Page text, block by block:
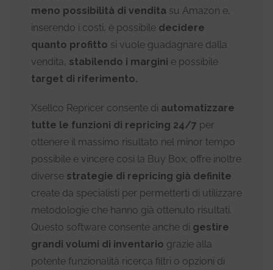
meno possibilità di vendita su Amazon e,
inserendo i costi, è possibile decidere
quanto profitto si vuole guadagnare dalla
vendita, stabilendo i margini e possibile
target di riferimento.
Xsellco Repricer consente di automatizzare
tutte le funzioni di repricing 24/7 per
ottenere il massimo risultato nel minor tempo
possibile e vincere così la Buy Box; offre inoltre
diverse strategie di repricing già definite
create da specialisti per permetterti di utilizzare
metodologie che hanno già ottenuto risultati.
Questo software consente anche di gestire
grandi volumi di inventario grazie alla
potente funzionalità ricerca filtri o opzioni di